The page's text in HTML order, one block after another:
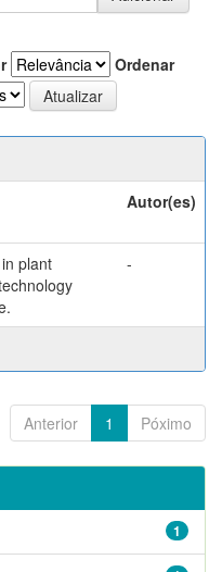
Ordenar
Autor(es)
plant
-
Anterior 1 Póximo
1